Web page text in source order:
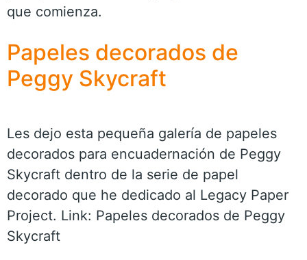
que comienza.
Papeles decorados de
Peggy Skycraft
Les dejo esta pequeña galería de papeles
decorados para encuadernación de Peggy
Skycraft dentro de la serie de papel
decorado que he dedicado al Legacy Paper
Project. Link: Papeles decorados de Peggy
Skycraft